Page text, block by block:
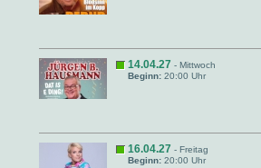
14.04.27 - Mittwoch
Beginn: 20:00 Uhr
16.04.27 - Freitag
Beginn: 20:00 Uhr